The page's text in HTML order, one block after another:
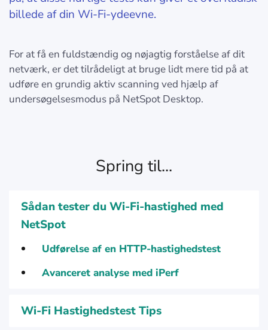
billede af din Wi-Fi-ydeevne.
For at få en fuldstændig og nøjagtig forståelse af dit
netværk, er det tilrådeligt at bruge lidt mere tid på at
udføre en grundig aktiv scanning ved hjælp af
undersøgelsesmodus på NetSpot Desktop.
Spring til...
Sådan tester du Wi-Fi-hastighed med
NetSpot
Udførelse af en HTTP-hastighedstest
Avanceret analyse med iPerf
Wi-Fi Hastighedstest Tips